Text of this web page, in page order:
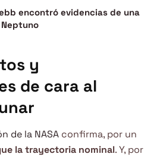
encontró evidencias de una
y
de cara al
de la NASA confirma, por un
la trayectoria nominal. Y, por